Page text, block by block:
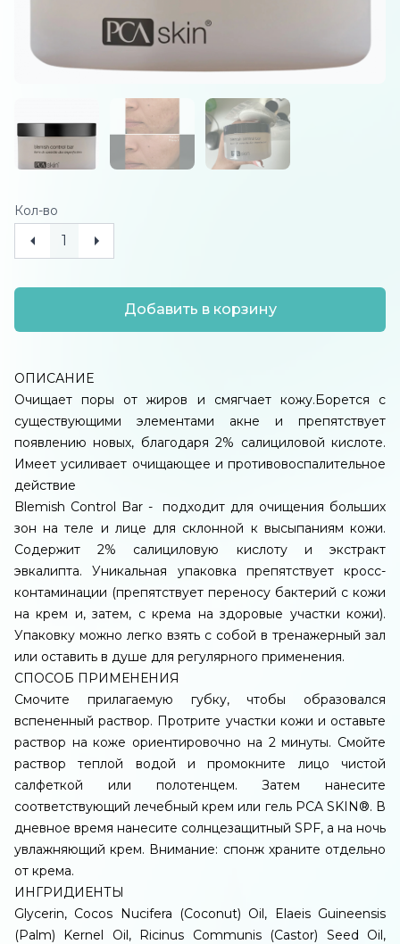
Кол-во
Добавить в корзину
ОПИСАНИЕ
Очищает поры от жиров и смягчает кожу.Борется с
существующими элементами акне и препятствует
появлению новых, благодаря 2% салициловой кислоте.
Имеет усиливает очищающее и противовоспалительное
действие
Blemish Control Bar - подходит для очищения больших
зон на теле и лице для склонной к высыпаниям кожи.
Содержит 2% салициловую кислоту и экстракт
эвкалипта. Уникальная упаковка препятствует кросс-
контаминации (препятствует переносу бактерий с кожи
на крем и, затем, с крема на здоровые участки кожи).
Упаковку можно легко взять с собой в тренажерный зал
или оставить в душе для регулярного применения.
СПОСОБ ПРИМЕНЕНИЯ
Смочите прилагаемую губку, чтобы образовался
вспененный раствор. Протрите участки кожи и оставьте
раствор на коже ориентировочно на 2 минуты. Смойте
раствор теплой водой и промокните лицо чистой
салфеткой или полотенцем. Затем нанесите
соответствующий лечебный крем или гель PCA SKIN®. В
дневное время нанесите солнцезащитный SPF, а на ночь
увлажняющий крем. Внимание: спонж храните отдельно
от крема.
ИНГРИДИЕНТЫ
Glycerin, Cocos Nucifera (Coconut) Oil, Elaeis Guineensis
(Palm) Kernel Oil, Ricinus Communis (Castor) Seed Oil,